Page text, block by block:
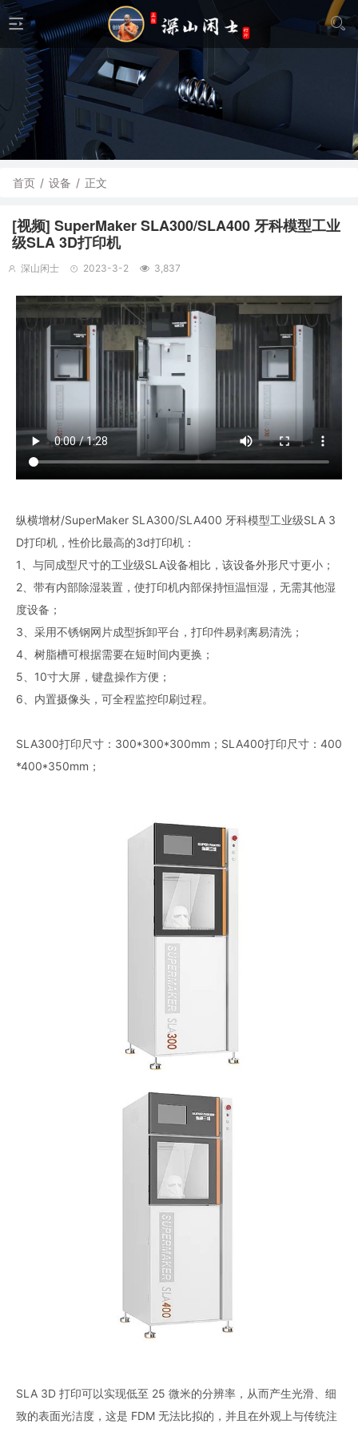
首页 / 设备 / 正文
[视频] SuperMaker SLA300/SLA400 牙科模型工业
级SLA 3D打印机
深山闲士 2023-3-2 3,837
纵横增材/SuperMaker SLA300/SLA400 牙科模型工业级SLA 3
D打印机，性价比最高的3d打印机：
1、与同成型尺寸的工业级SLA设备相比，该设备外形尺寸更小；
2、带有内部除湿装置，使打印机内部保持恒温恒湿，无需其他湿
度设备；
3、采用不锈钢网片成型拆卸平台，打印件易剥离易清洗；
4、树脂槽可根据需要在短时间内更换；
5、10寸大屏，键盘操作方便；
6、内置摄像头，可全程监控印刷过程。
SLA300打印尺寸：300*300*300mm；SLA400打印尺寸：400
*400*350mm；
SLA 3D 打印可以实现低至 25 微米的分辨率，从而产生光滑、细
致的表面光洁度，这是 FDM 无法比拟的，并且在外观上与传统注